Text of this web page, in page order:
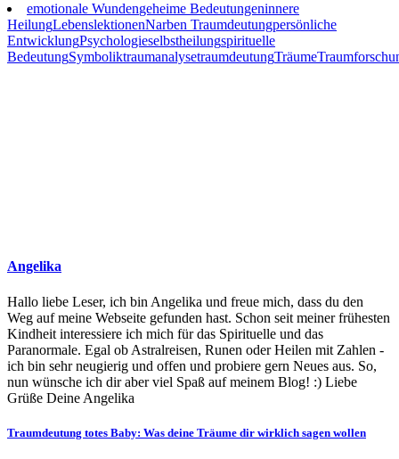
emotionale Wundengeheime Bedeutungeninnere
HeilungLebenslektionenNarben Traumdeutungpersönliche
EntwicklungPsychologieselbstheilungspirituelle
BedeutungSymboliktraumanalysetraumdeutungTräume
Angelika
Hallo liebe Leser, ich bin Angelika und freue mich, dass du den
Weg auf meine Webseite gefunden hast. Schon seit meiner frühesten
Kindheit interessiere ich mich für das Spirituelle und das
Paranormale. Egal ob Astralreisen, Runen oder Heilen mit Zahlen -
ich bin sehr neugierig und offen und probiere gern Neues aus. So,
nun wünsche ich dir aber viel Spaß auf meinem Blog! :) Liebe
Grüße Deine Angelika
Beitragsnavigation
Traumdeutung totes Baby: Was deine Träume dir wirklich sagen wollen